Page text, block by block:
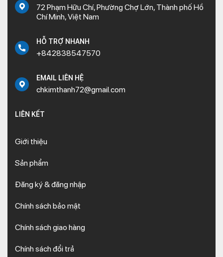
72 Phạm Hữu Chí, Phường Chợ Lớn, Thành phố Hồ
Chí Minh, Việt Nam
HỖ TRỢ NHANH
+842838547570
EMAIL LIÊN HỆ
chkimthanh72@gmail.com
LIÊN KẾT
Giới thiệu
Sản phẩm
Đăng ký & đăng nhập
Chính sách bảo mật
Chính sách giao hàng
Chính sách đổi trả